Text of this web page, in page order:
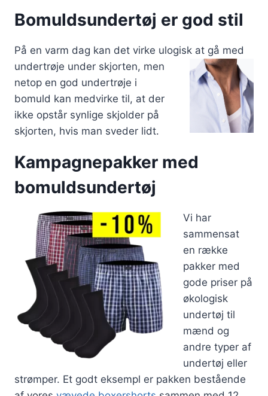
Bomuldsundertøj er god stil
På en varm dag kan det virke ulogisk at gå med
undertrøje under skjorten, men
netop en god undertrøje i
bomuld kan medvirke til, at der
ikke opstår synlige skjolder på
skjorten, hvis man sveder lidt.
Kampagnepakker med
bomuldsundertøj
Vi har
sammensat
en række
pakker med
gode priser på
økologisk
undertøj til
mænd og
andre typer af
undertøj eller
strømper. Et godt eksempl er pakken bestående